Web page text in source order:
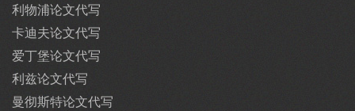
利物浦论文代写
卡迪夫论文代写
爱丁堡论文代写
利兹论文代写
曼彻斯特论文代写